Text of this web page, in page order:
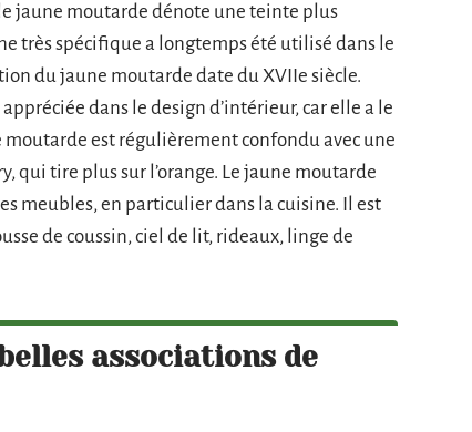
jaune moutarde dénote une teinte plus
très spécifique a longtemps été utilisé dans le
du jaune moutarde date du XVIIe siècle.
dans le design d’intérieur, car elle a le
moutarde est régulièrement confondu avec une
qui tire plus sur l’orange. Le jaune moutarde
meubles, en particulier dans la cuisine. Il est
de coussin, ciel de lit, rideaux, linge de
associations de